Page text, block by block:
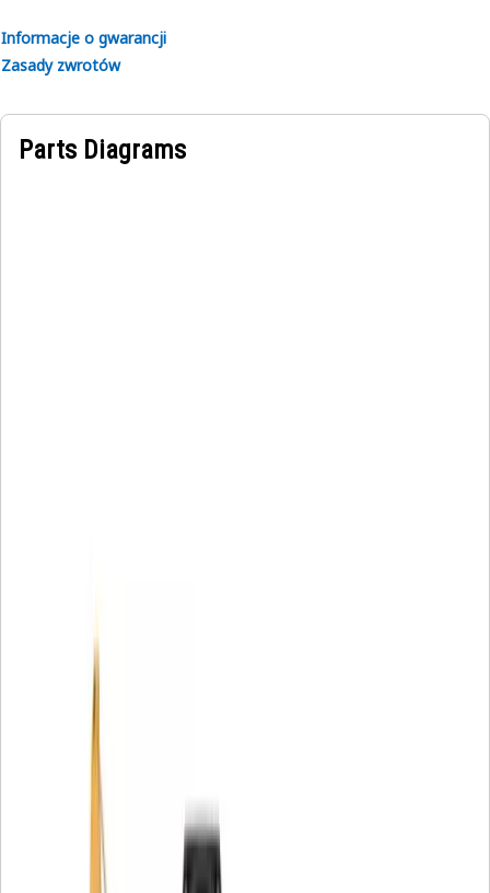
Informacje o gwarancji
Zasady zwrotów
Parts Diagrams